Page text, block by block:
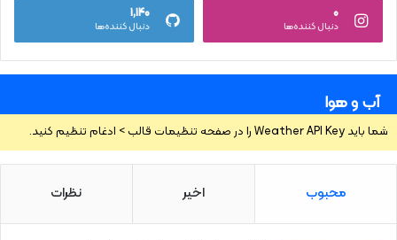
۰
دنبال کننده‌ها
۱,۱۴۰
دنبال کننده‌ها
آب و هوا
شما باید Weather API Key را در صفحه تنظیمات قالب > ادغام تنظیم کنید.
محبوب اخیر نظرات